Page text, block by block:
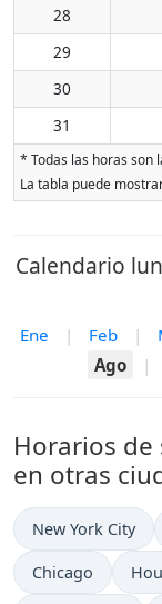
28
29
30
31
* Todas las horas son
La tabla puede
Calendario
Ene | Feb |
Ago
|
Horarios de
en otras
New York City
Chicago